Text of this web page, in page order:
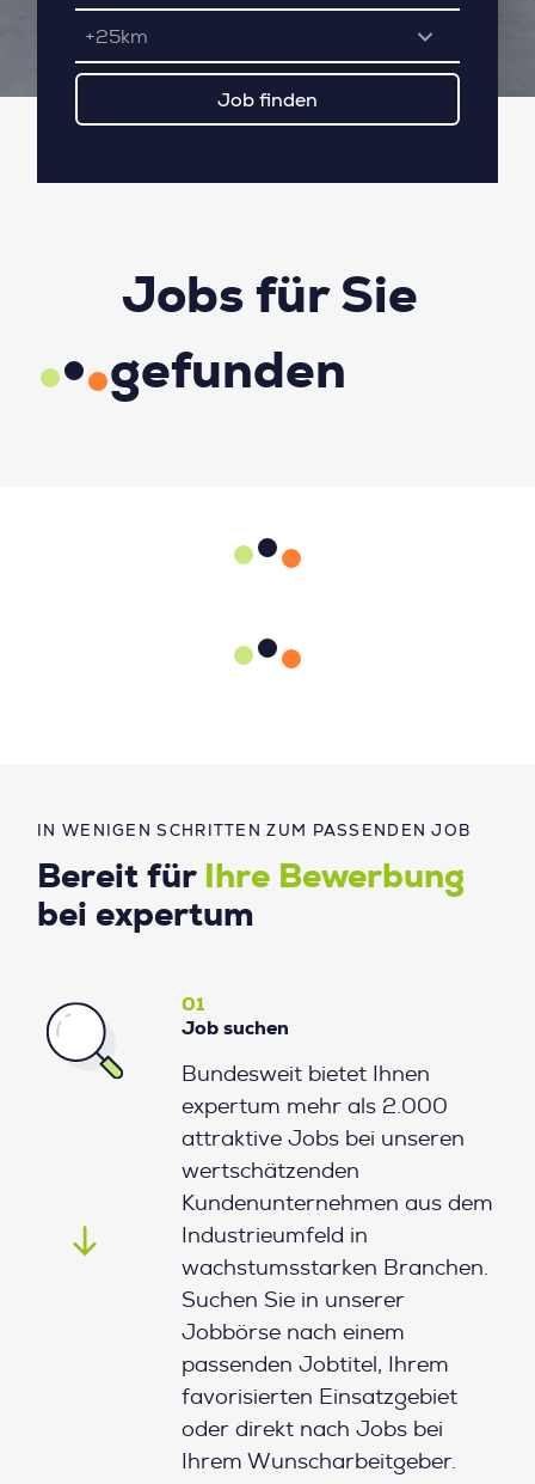
+25km
IN WENIGEN SCHRITTEN ZUM PASSENDEN JOB
Bereit für
Ihre Bewerbung
bei expertum
01
Job suchen
Bundesweit bietet Ihnen
expertum mehr als 2.000
attraktive Jobs bei unseren
wertschätzenden
Kundenunternehmen aus dem
Industrieumfeld in
wachstumsstarken Branchen.
Suchen Sie in unserer
Jobbörse nach einem
passenden Jobtitel, Ihrem
favorisierten Einsatzgebiet
oder direkt nach Jobs bei
Ihrem Wunscharbeitgeber.